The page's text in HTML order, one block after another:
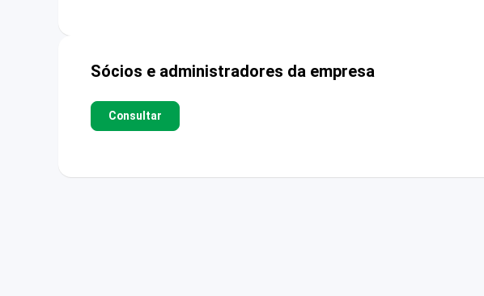
Sócios e administradores da empresa
Consultar